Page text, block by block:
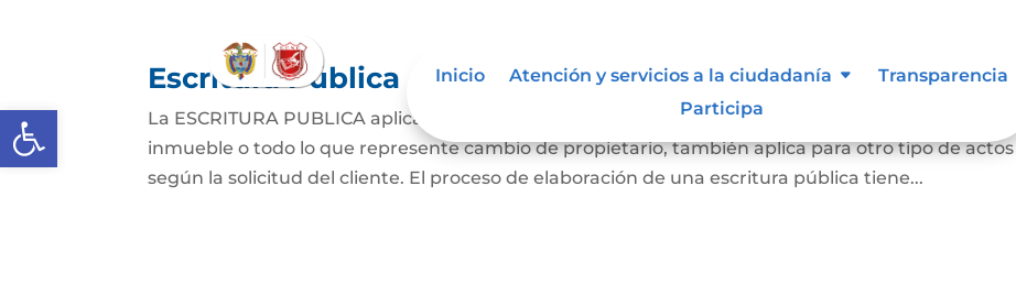
Abrir barra de herramientas
Inicio Atención y servicios a la ciudadanía
Transparencia
Participa
Escritura Pública
La ESCRITURA PUBLICA aplica a todo acto que represente la venta o compra de un bien
inmueble o todo lo que represente cambio de propietario, también aplica para otro tipo de actos
según la solicitud del cliente. El proceso de elaboración de una escritura pública tiene...